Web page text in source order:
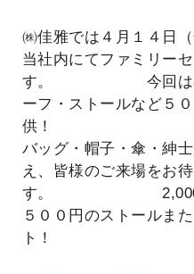
㈱佳雅では４月１４日
当社内にてファミリー
す。 今回は春夏
ーフ・ストールなど５
供！
バッグ・帽子・傘・紳
え、皆様のご来場をお
す。 2,000円以
５００円のストールま
ト！